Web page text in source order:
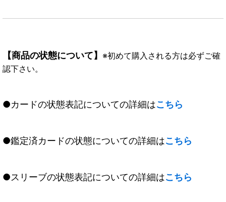
【商品の状態について】 ※初めて購入される方は必ずご確
認下さい。
●カードの状態表記についての詳細はこちら
●鑑定済カードの状態についての詳細はこちら
●スリーブの状態表記についての詳細はこちら